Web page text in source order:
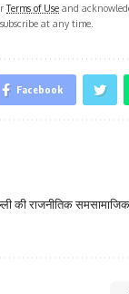
Terms of Use and
at any time.
Facebook
की राजनीतिक